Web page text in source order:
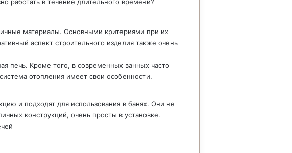
материалы. Основными критериями при их
аспект строительного изделия также очень
печь. Кроме того, в современных ванных часто
отопления имеет свои особенности.
и подходят для использования в банях. Они не
конструкций, очень просты в установке.